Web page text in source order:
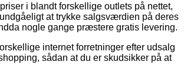
i blandt forskellige outlets på nettet,
at trykke salgsværdien på deres
nogle gange præstere gratis levering.
internet forretninger efter udsalg
sådan at du er skudsikker på at